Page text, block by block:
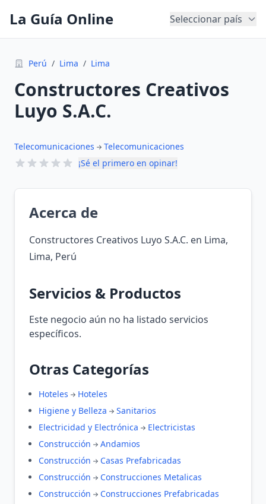
La Guía Online Seleccionar país
Perú / Lima / Lima
Constructores Creativos
Luyo S.A.C.
Telecomunicaciones
Telecomunicaciones
¡Sé el primero en opinar!
Acerca de
Constructores Creativos Luyo S.A.C. en Lima,
Lima, Perú
Servicios & Productos
Este negocio aún no ha listado servicios
específicos.
Otras Categorías
Hoteles
Hoteles
Higiene y Belleza
Sanitarios
Electricidad y Electrónica
Electricistas
Construcción
Andamios
Construcción
Casas Prefabricadas
Construcción
Construcciones Metalicas
Construcción
Construcciones Prefabricadas